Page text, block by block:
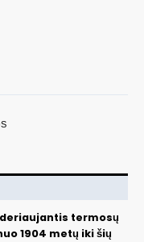
termosų
1904 metų iki šių